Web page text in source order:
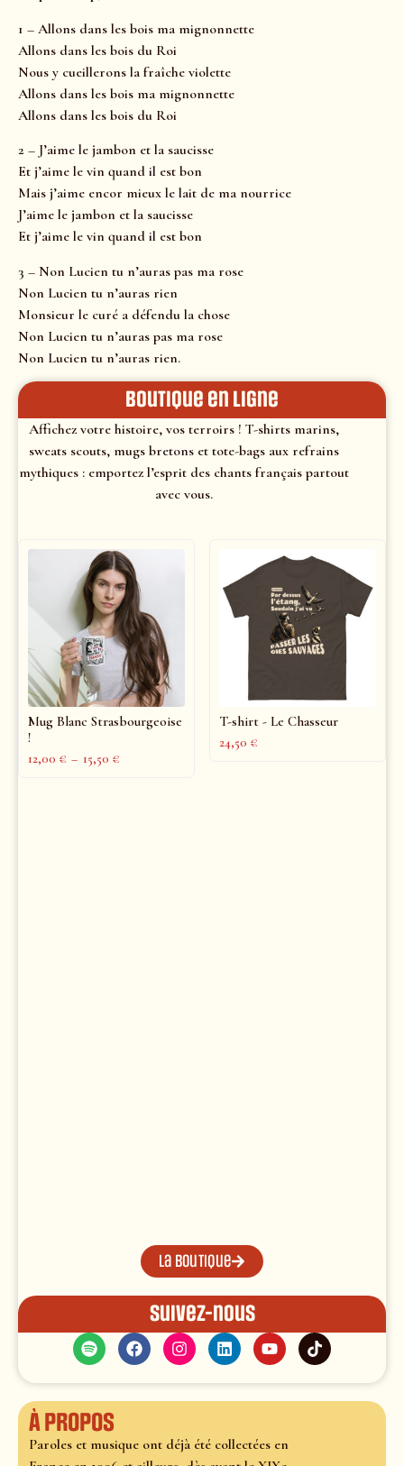
1 – Allons dans les bois ma mignonnette
Allons dans les bois du Roi
Nous y cueillerons la fraîche violette
Allons dans les bois ma mignonnette
Allons dans les bois du Roi
2 – J’aime le jambon et la saucisse
Et j’aime le vin quand il est bon
Mais j’aime encor mieux le lait de ma nourrice
J’aime le jambon et la saucisse
Et j’aime le vin quand il est bon
3 – Non Lucien tu n’auras pas ma rose
Non Lucien tu n’auras rien
Monsieur le curé a défendu la chose
Non Lucien tu n’auras pas ma rose
Non Lucien tu n’auras rien.
Boutique en ligne
Affichez votre histoire, vos terroirs ! T-shirts marins,
sweats scouts, mugs bretons et tote-bags aux refrains
mythiques : emportez l’esprit des chants français partout
avec vous.
Mug Blanc Strasbourgeoise
!
12,00 € – 15,50 €
T-shirt - Le Chasseur
24,50 €
La boutique
Suivez-nous
À propos
Paroles et musique ont déjà été collectées en